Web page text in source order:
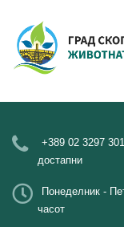
+389 02 3297 301
достапни
Понеделник -
часот